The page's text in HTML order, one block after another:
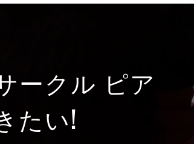
ークル ピア
たい!